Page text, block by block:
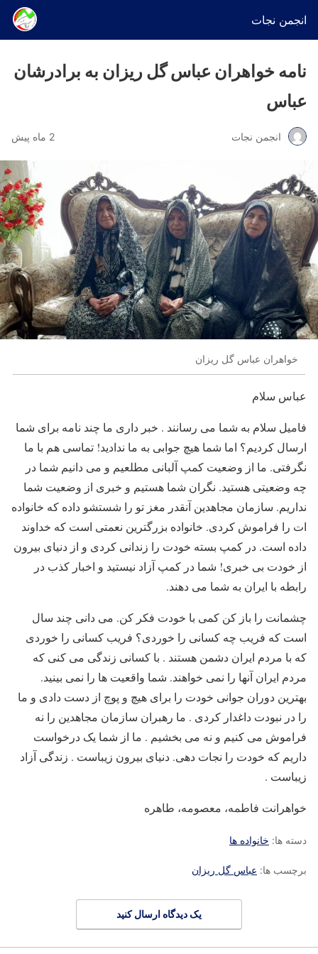
انجمن نجات
نامه خواهران عباس گل ریزان به برادرشان
عباس
انجمن نجات 2 ماه پیش
خواهران عباس گل ریزان
عباس سلام
فامیل سلام به شما می رسانند . خبر داری ما چند نامه برای شما
ارسال کردیم؟ اما شما هیچ جوابی به ما ندادید! تماسی هم با ما
نگرفتی. ما از وضعیت کمپ آلبانی مطلعیم و می دانیم شما در
چه وضعیتی هستید. نگران شما هستیم و خبری از وضعیت شما
نداریم. سازمان مجاهدین آنقدر مغز تو را شستشو داده که خانواده
ات را فراموش کردی. خانواده بزرگترین نعمتی است که خداوند
داده است. در کمپ بسته خودت را زندانی کردی و از دنیای بیرون
از خودت بی خبری! شما در کمپ آزاد نیستید و اخبار کذب در
رابطه با ایران به شما می دهند.
چشمانت را باز کن کمی با خودت فکر کن. می دانی چند سال
است که فریب چه کسانی را خوردی؟ فریب کسانی را خوردی
که با مردم ایران دشمن هستند . با کسانی زندگی می کنی که
مردم ایران آنها را نمی خواهند. شما واقعیت ها را نمی بینید.
بهترین دوران جوانی خودت را برای هیچ و پوچ از دست دادی و ما
را در نبودت داغدار کردی . ما رهبران سازمان مجاهدین را نه
فراموش می کنیم و نه می بخشیم . ما از شما یک درخواست
داریم که خودت را نجات دهی. دنیای بیرون زیباست . زندگی آزاد
زیباست .
خواهرانت فاطمه، معصومه، طاهره
دسته ها: خانواده ها
برچسب ها: عباس گل ریزان
یک دیدگاه ارسال کنید